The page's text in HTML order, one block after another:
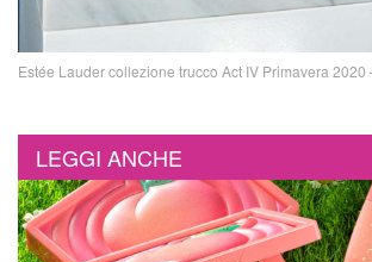
Estée Lauder collezione trucco Act IV Primavera
LEGGI ANCHE